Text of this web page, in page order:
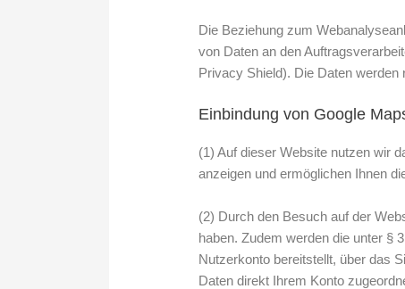
Die Beziehung zum
von Daten an den
Privacy Shield). Die Daten
Einbindung von Google
(1) Auf dieser Website nutzen wir
anzeigen und ermöglichen Ihnen
(2) Durch den Besuch auf der
haben. Zudem werden die unter §
Nutzerkonto bereitstellt, über das
Daten direkt Ihrem Konto